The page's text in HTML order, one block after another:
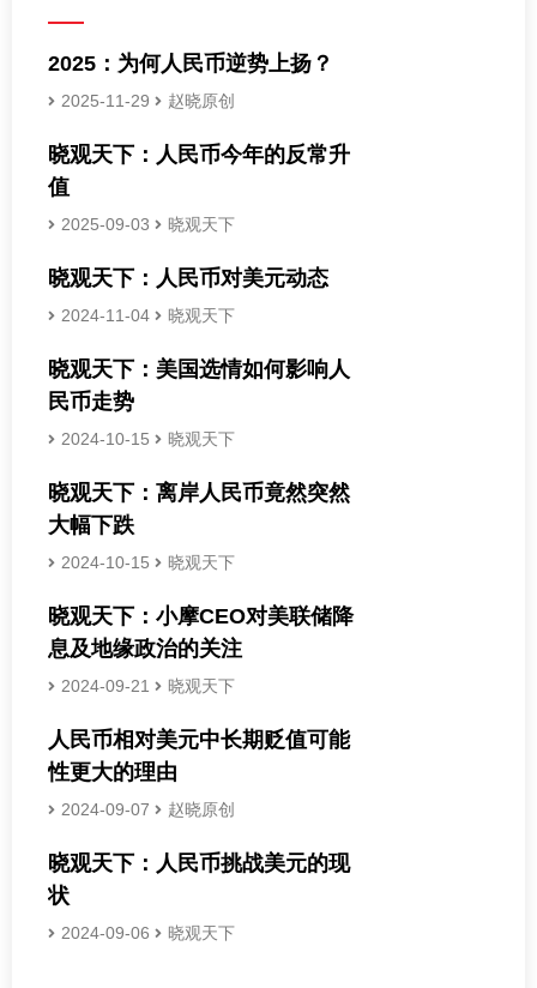
2025：为何人民币逆势上扬？
2025-11-29 赵晓原创
晓观天下：人民币今年的反常升
值
2025-09-03 晓观天下
晓观天下：人民币对美元动态
2024-11-04 晓观天下
晓观天下：美国选情如何影响人
民币走势
2024-10-15 晓观天下
晓观天下：离岸人民币竟然突然
大幅下跌
2024-10-15 晓观天下
晓观天下：小摩CEO对美联储降
息及地缘政治的关注
2024-09-21 晓观天下
人民币相对美元中长期贬值可能
性更大的理由
2024-09-07 赵晓原创
晓观天下：人民币挑战美元的现
状
2024-09-06 晓观天下